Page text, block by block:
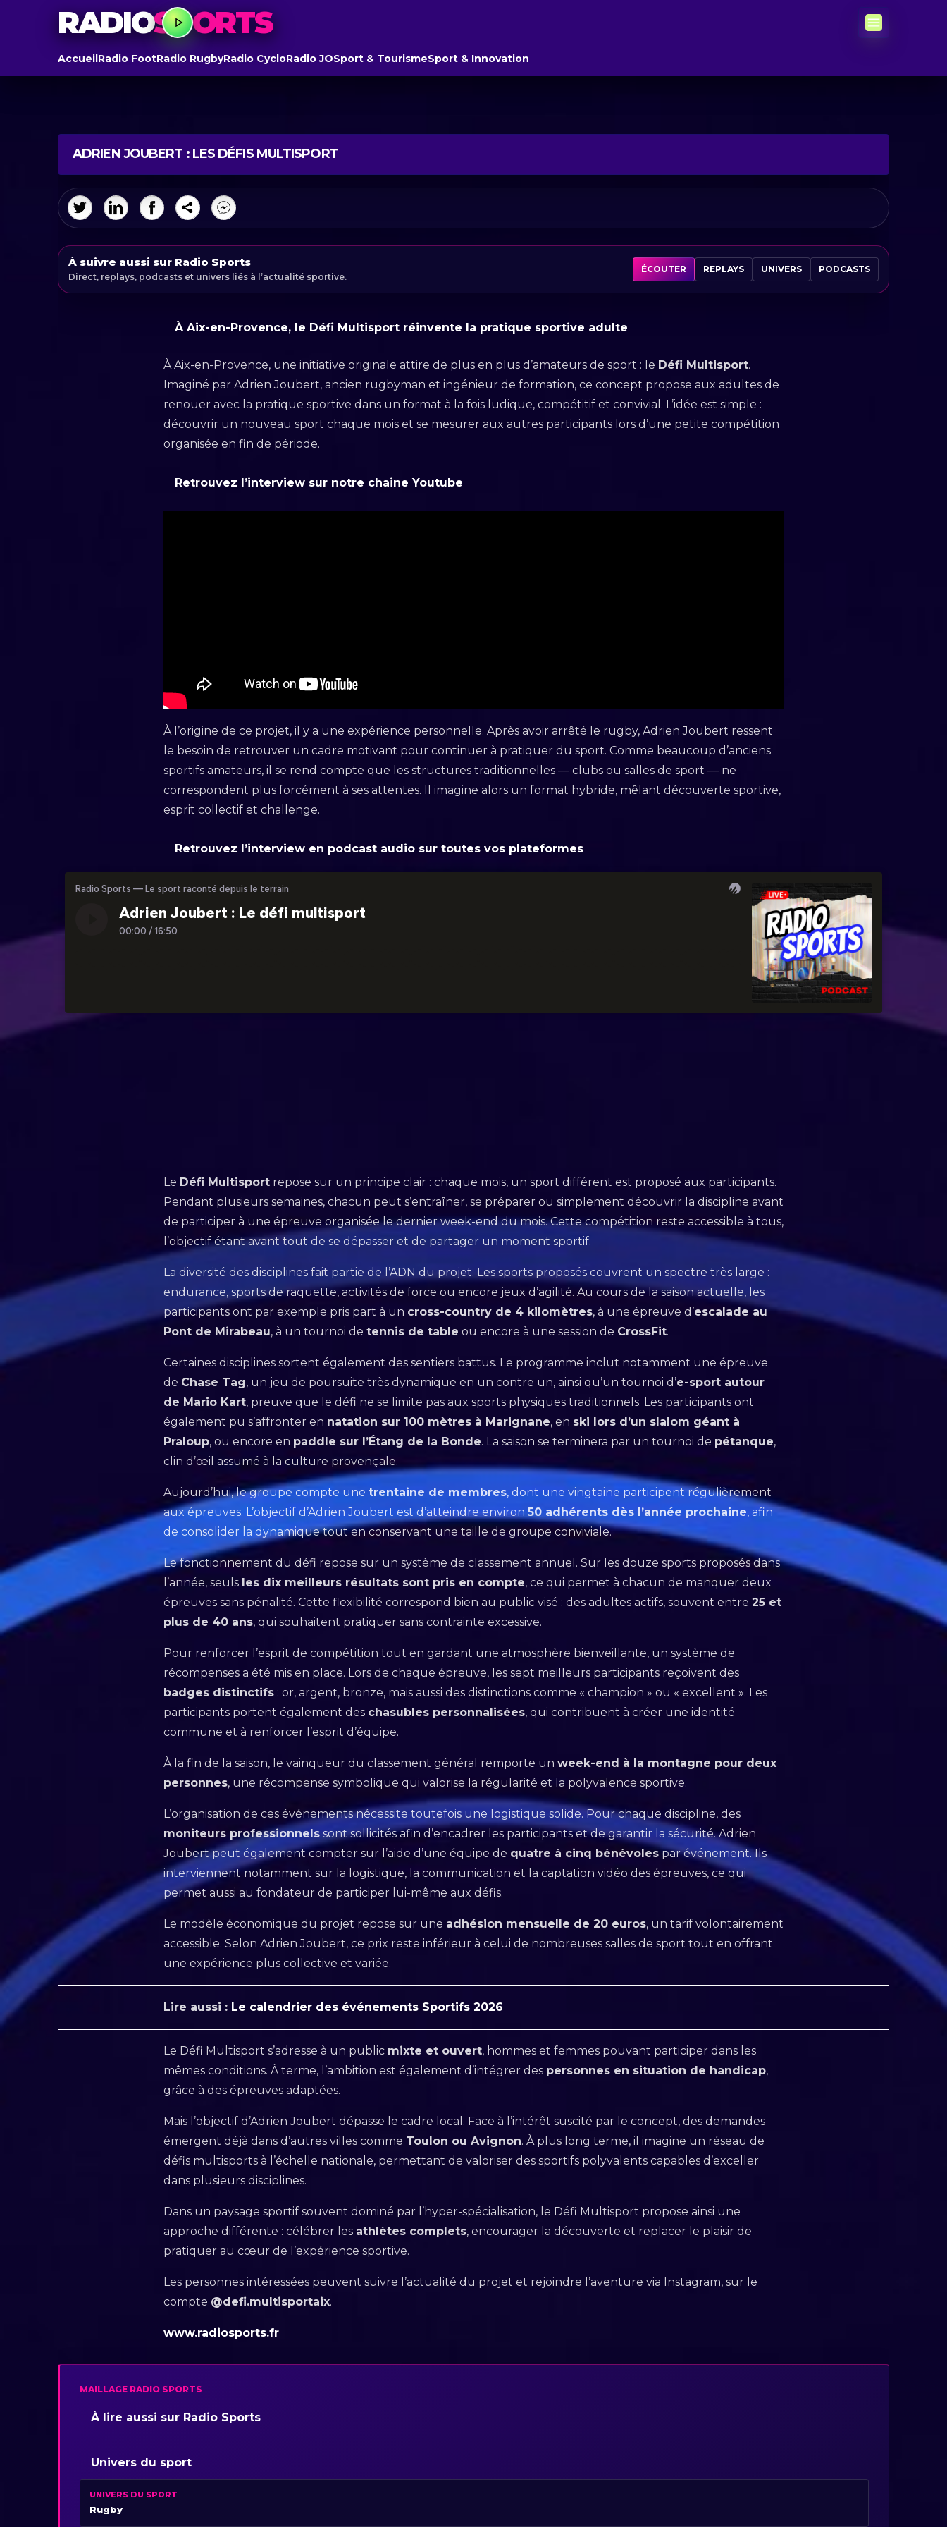
RADIOSPORTS
AccueilRadio FootRadio RugbyRadio CycloRadio JOSport & TourismeSport & Innovation
ADRIEN JOUBERT : LES DÉFIS MULTISPORT
À suivre aussi sur Radio Sports
Direct, replays, podcasts et univers liés à l’actualité sportive.
ÉCOUTER REPLAYS UNIVERS PODCASTS
À Aix-en-Provence, le Défi Multisport réinvente la pratique sportive adulte
À Aix-en-Provence, une initiative originale attire de plus en plus d’amateurs de sport : le Défi Multisport.
Imaginé par Adrien Joubert, ancien rugbyman et ingénieur de formation, ce concept propose aux adultes de
renouer avec la pratique sportive dans un format à la fois ludique, compétitif et convivial. L’idée est simple :
découvrir un nouveau sport chaque mois et se mesurer aux autres participants lors d’une petite compétition
organisée en fin de période.
Retrouvez l’interview sur notre chaine Youtube
À l’origine de ce projet, il y a une expérience personnelle. Après avoir arrêté le rugby, Adrien Joubert ressent
le besoin de retrouver un cadre motivant pour continuer à pratiquer du sport. Comme beaucoup d’anciens
sportifs amateurs, il se rend compte que les structures traditionnelles — clubs ou salles de sport — ne
correspondent plus forcément à ses attentes. Il imagine alors un format hybride, mêlant découverte sportive,
esprit collectif et challenge.
Retrouvez l’interview en podcast audio sur toutes vos plateformes
Le Défi Multisport repose sur un principe clair : chaque mois, un sport différent est proposé aux participants.
Pendant plusieurs semaines, chacun peut s’entraîner, se préparer ou simplement découvrir la discipline avant
de participer à une épreuve organisée le dernier week-end du mois. Cette compétition reste accessible à tous,
l’objectif étant avant tout de se dépasser et de partager un moment sportif.
La diversité des disciplines fait partie de l’ADN du projet. Les sports proposés couvrent un spectre très large :
endurance, sports de raquette, activités de force ou encore jeux d’agilité. Au cours de la saison actuelle, les
participants ont par exemple pris part à un cross-country de 4 kilomètres, à une épreuve d’escalade au
Pont de Mirabeau, à un tournoi de tennis de table ou encore à une session de CrossFit.
Certaines disciplines sortent également des sentiers battus. Le programme inclut notamment une épreuve
de Chase Tag, un jeu de poursuite très dynamique en un contre un, ainsi qu’un tournoi d’e-sport autour
de Mario Kart, preuve que le défi ne se limite pas aux sports physiques traditionnels. Les participants ont
également pu s’affronter en natation sur 100 mètres à Marignane, en ski lors d’un slalom géant à
Praloup, ou encore en paddle sur l’Étang de la Bonde. La saison se terminera par un tournoi de pétanque,
clin d’œil assumé à la culture provençale.
Aujourd’hui, le groupe compte une trentaine de membres, dont une vingtaine participent régulièrement
aux épreuves. L’objectif d’Adrien Joubert est d’atteindre environ50 adhérents dès l’année prochaine, afin
de consolider la dynamique tout en conservant une taille de groupe conviviale.
Le fonctionnement du défi repose sur un système de classement annuel. Sur les douze sports proposés dans
l’année, seuls les dix meilleurs résultats sont pris en compte, ce qui permet à chacun de manquer deux
épreuves sans pénalité. Cette flexibilité correspond bien au public visé : des adultes actifs, souvent entre 25 et
plus de 40 ans, qui souhaitent pratiquer sans contrainte excessive.
Pour renforcer l’esprit de compétition tout en gardant une atmosphère bienveillante, un système de
récompenses a été mis en place. Lors de chaque épreuve, les sept meilleurs participants reçoivent des
badges distinctifs : or, argent, bronze, mais aussi des distinctions comme « champion » ou « excellent ». Les
participants portent également des chasubles personnalisées, qui contribuent à créer une identité
commune et à renforcer l’esprit d’équipe.
À la fin de la saison, le vainqueur du classement général remporte un week-end à la montagne pour deux
personnes, une récompense symbolique qui valorise la régularité et la polyvalence sportive.
L’organisation de ces événements nécessite toutefois une logistique solide. Pour chaque discipline, des
moniteurs professionnels sont sollicités afin d’encadrer les participants et de garantir la sécurité. Adrien
Joubert peut également compter sur l’aide d’une équipe de quatre à cinq bénévolespar événement. Ils
interviennent notamment sur la logistique, la communication et la captation vidéo des épreuves, ce qui
permet aussi au fondateur de participer lui-même aux défis.
Le modèle économique du projet repose sur une adhésion mensuelle de 20 euros, un tarif volontairement
accessible. Selon Adrien Joubert, ce prix reste inférieur à celui de nombreuses salles de sport tout en offrant
une expérience plus collective et variée.
Lire aussi : Le calendrier des événements Sportifs 2026
Le Défi Multisport s’adresse à un public mixte et ouvert, hommes et femmes pouvant participer dans les
mêmes conditions. À terme, l’ambition est également d’intégrer des personnes en situation de handicap,
grâce à des épreuves adaptées.
Mais l’objectif d’Adrien Joubert dépasse le cadre local. Face à l’intérêt suscité par le concept, des demandes
émergent déjà dans d’autres villes comme Toulon ou Avignon. À plus long terme, il imagine un réseau de
défis multisports à l’échelle nationale, permettant de valoriser des sportifs polyvalents capables d’exceller
dans plusieurs disciplines.
Dans un paysage sportif souvent dominé par l’hyper-spécialisation, le Défi Multisport propose ainsi une
approche différente : célébrer les athlètes complets, encourager la découverte et replacer le plaisir de
pratiquer au cœur de l’expérience sportive.
Les personnes intéressées peuvent suivre l’actualité du projet et rejoindre l’aventure via Instagram, sur le
compte @defi.multisportaix.
www.radiosports.fr
MAILLAGE RADIO SPORTS
À lire aussi sur Radio Sports
Univers du sport
UNIVERS DU SPORT
Rugby